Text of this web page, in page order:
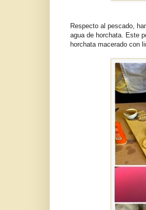
Respecto al pescado,
agua de horchata. Este
horchata macerado con